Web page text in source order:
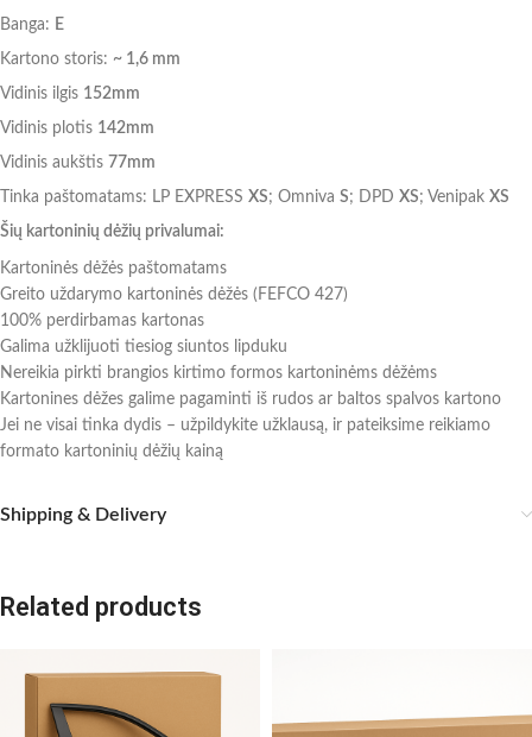
Banga: E
Kartono storis: ~ 1,6 mm
Vidinis ilgis 152mm
Vidinis plotis 142mm
Vidinis aukštis 77mm
Tinka paštomatams: LP EXPRESS XS; Omniva S; DPD XS; Venipak XS
Šių kartoninių dėžių privalumai:
Kartoninės dėžės paštomatams
Greito uždarymo kartoninės dėžės (FEFCO 427)
100% perdirbamas kartonas
Galima užklijuoti tiesiog siuntos lipduku
Nereikia pirkti brangios kirtimo formos kartoninėms dėžėms
Kartonines dėžes galime pagaminti iš rudos ar baltos spalvos kartono
Jei ne visai tinka dydis – užpildykite užklausą, ir pateiksime reikiamo
formato kartoninių dėžių kainą
Shipping & Delivery
Related products